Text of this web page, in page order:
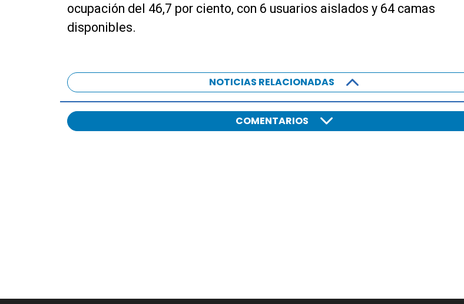
ocupación del 46,7 por ciento, con 6 usuarios aislados y 64 camas
disponibles.
NOTICIAS RELACIONADAS
COMENTARIOS